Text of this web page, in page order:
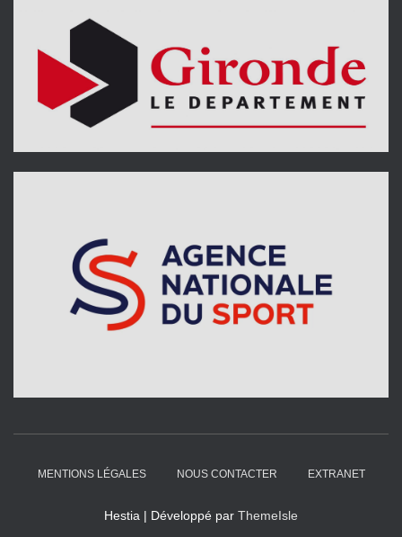
MENTIONS LÉGALES NOUS CONTACTER EXTRANET
Hestia | Développé par ThemeIsle